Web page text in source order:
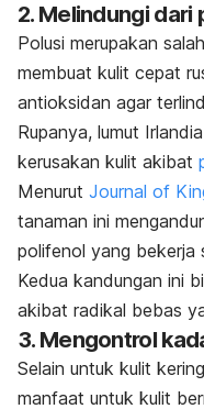
2. Melindungi dari
Polusi merupakan
membuat kulit cepat
antioksidan agar
Rupanya, lumut
kerusakan kulit akibat
Menurut Journal of
tanaman ini
polifenol yang bekerja
Kedua kandungan ini
akibat radikal bebas
3. Mengontrol
Selain untuk kulit
manfaat untuk kulit